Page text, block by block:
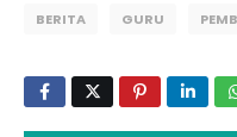
BERITA GURU